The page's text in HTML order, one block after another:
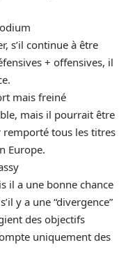
s’il continue à être
+ offensives, il
mais freiné
mais il pourrait être
remporté tous les titres
Europe.
il a une bonne chance
y a une “divergence”
des objectifs
uniquement des